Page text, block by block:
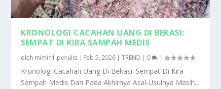
KRONOLOGI CACAHAN UANG DI BEKASI:
SEMPAT DI KIRA SAMPAH MEDIS
oleh mimin1 penulis | Feb 5, 2026 |TREND | 0 |
Kronologi Cacahan Uang Di Bekasi: Sempat Di Kira
Sampah Medis Dan Pada Akhirnya Asal-Usulnya Masih...